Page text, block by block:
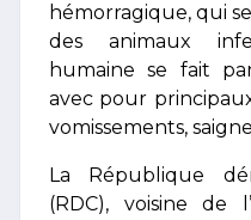
hémorragique, qui
des animaux
humaine se fait
avec pour
vomissements,
La République
(RDC), voisine de